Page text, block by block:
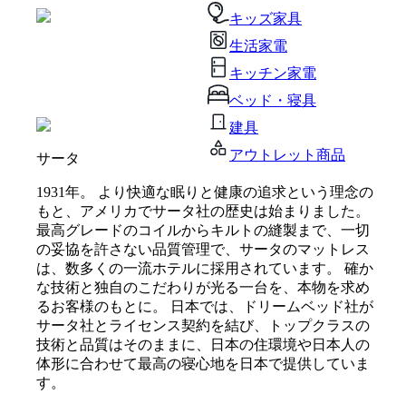
キッズ家具
生活家電
キッチン家電
ベッド・寝具
建具
アウトレット商品
サータ
1931年。 より快適な眠りと健康の追求という理念の
もと、アメリカでサータ社の歴史は始まりました。
最高グレードのコイルからキルトの縫製まで、一切
の妥協を許さない品質管理で、サータのマットレス
は、数多くの一流ホテルに採用されています。 確か
な技術と独自のこだわりが光る一台を、本物を求め
るお客様のもとに。 日本では、ドリームベッド社が
サータ社とライセンス契約を結び、トップクラスの
技術と品質はそのままに、日本の住環境や日本人の
体形に合わせて最高の寝心地を日本で提供していま
す。